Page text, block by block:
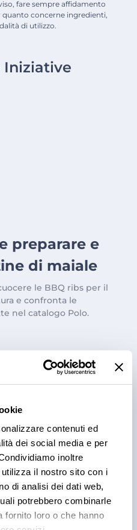
contenuti ed
dei social media e per
inoltre
il nostro sito con i
di analisi dei dati web,
potrebbero combinarle
fornito loro o che hanno
fare sempre affidamento
concerne ingredienti,
di utilizzo.
preparare e
di maiale
le BBQ ribs per il
e confronta le
nel catalogo Polo.